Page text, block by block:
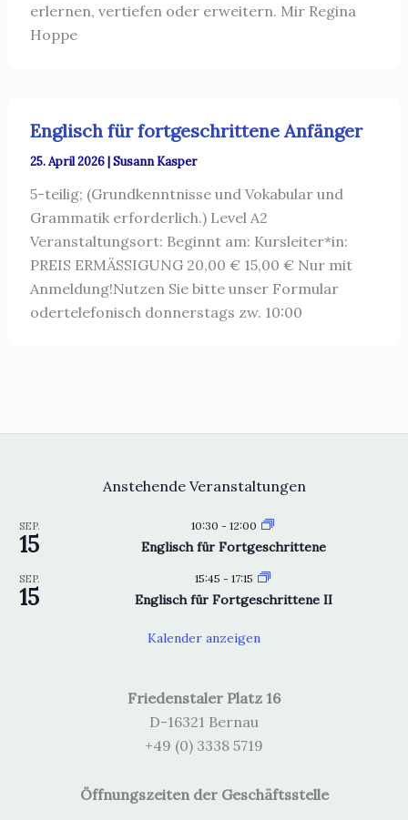
erlernen, vertiefen oder erweitern. Mir Regina
Hoppe
Englisch für fortgeschrittene Anfänger
25. April 2026|Susann Kasper
5-teilig; (Grundkenntnisse und Vokabular und
Grammatik erforderlich.) Level A2
Veranstaltungsort: Beginnt am: Kursleiter*in:
PREIS ERMÄSSIGUNG 20,00 € 15,00 € Nur mit
Anmeldung!Nutzen Sie bitte unser Formular
odertelefonisch donnerstags zw. 10:00
Anstehende Veranstaltungen
SEP.
15
10:30 - 12:00
Englisch für Fortgeschrittene
SEP.
15
15:45 - 17:15
Englisch für Fortgeschrittene II
Kalender anzeigen
Friedenstaler Platz 16
D-16321 Bernau
+49 (0) 3338 5719
Öffnungszeiten der Geschäftsstelle